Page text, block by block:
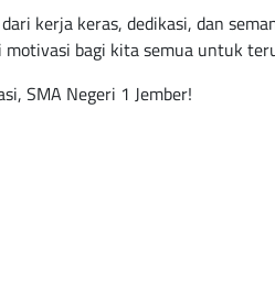
kerja keras, dedikasi, dan
motivasi bagi kita semua untuk
SMA Negeri 1 Jember!